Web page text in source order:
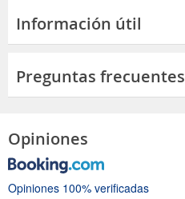
Información útil
Preguntas frecuentes
Opiniones
Opiniones 100% verificadas